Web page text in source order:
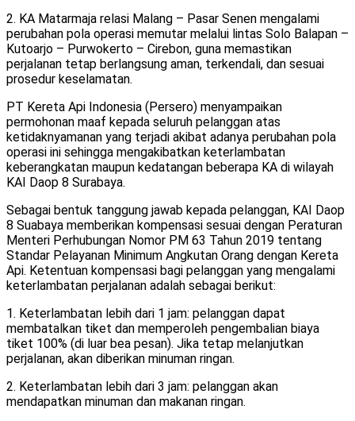
2. KA Matarmaja relasi Malang – Pasar Senen mengalami
perubahan pola operasi memutar melalui lintas Solo Balapan –
Kutoarjo – Purwokerto – Cirebon, guna memastikan
perjalanan tetap berlangsung aman, terkendali, dan sesuai
prosedur keselamatan.
PT Kereta Api Indonesia (Persero) menyampaikan
permohonan maaf kepada seluruh pelanggan atas
ketidaknyamanan yang terjadi akibat adanya perubahan pola
operasi ini sehingga mengakibatkan keterlambatan
keberangkatan maupun kedatangan beberapa KA di wilayah
KAI Daop 8 Surabaya.
Sebagai bentuk tanggung jawab kepada pelanggan, KAI Daop
8 Suabaya memberikan kompensasi sesuai dengan Peraturan
Menteri Perhubungan Nomor PM 63 Tahun 2019 tentang
Standar Pelayanan Minimum Angkutan Orang dengan Kereta
Api. Ketentuan kompensasi bagi pelanggan yang mengalami
keterlambatan perjalanan adalah sebagai berikut:
1. Keterlambatan lebih dari 1 jam: pelanggan dapat
membatalkan tiket dan memperoleh pengembalian biaya
tiket 100% (di luar bea pesan). Jika tetap melanjutkan
perjalanan, akan diberikan minuman ringan.
2. Keterlambatan lebih dari 3 jam: pelanggan akan
mendapatkan minuman dan makanan ringan.